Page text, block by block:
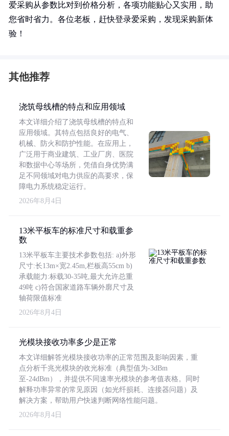
爱采购从参数比对到价格分析，各项功能贴心又实用，助
您省时省力。各位老板，赶快登录爱采购，发现采购新体
验！
其他推荐
浇筑母线槽的特点和应用领域
本文详细介绍了浇筑母线槽的特点和
应用领域。其特点包括良好的电气、
机械、防火和防护性能。在应用上，
广泛用于商业建筑、工业厂房、医院
和数据中心等场所，凭借自身优势满
足不同领域对电力供应的高要求，保
障电力系统稳定运行。
2026年8月4日
13米平板车的标准尺寸和载重参
数
13米平板车主要技术参数包括: a)外形
尺寸:长13m×宽2.45m,栏板高55cm b)
承载能力:标载30-35吨,最大允许总重
49吨 c)符合国家道路车辆外廓尺寸及
轴荷限值标准
2026年8月4日
光模块接收功率多少是正常
本文详细解答光模块接收功率的正常范围及影响因素，重
点分析千兆光模块的收光标准（典型值为-3dBm
至-24dBm），并提供不同速率光模块的参考值表格。同时
解释功率异常的常见原因（如光纤损耗、连接器问题）及
解决方案，帮助用户快速判断网络性能问题。
2026年8月4日